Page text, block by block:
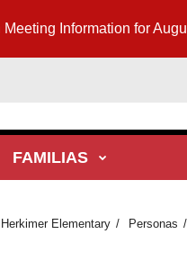
Information for
FAMILIAS
Elementary Personas